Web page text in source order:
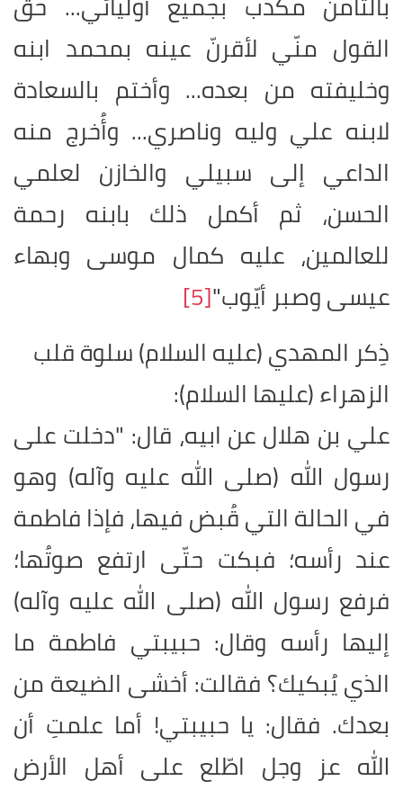
القول منّي لأقرنّ عينه بمحمد ابنه
وخليفته من بعده... وأختم بالسعادة
لابنه علي وليه وناصري... وأُخرج منه
الداعي إلى سبيلي والخازن لعلمي
الحسن، ثم أكمل ذلك بابنه رحمة
للعالمين، عليه كمال موسى وبهاء
عيسى وصبر أيّوب"[5]
ذِكر المهدي (عليه السلام) سلوة قلب
الزهراء (عليها السلام):
علي بن هلال عن ابيه، قال: "دخلت على
رسول الله (صلى الله عليه وآله) وهو
في الحالة التي قُبض فيها، فإذا فاطمة
عند رأسه؛ فبكت حتّى ارتفع صوتُها؛
فرفع رسول الله (صلى الله عليه وآله)
إليها رأسه وقال: حبيبتي فاطمة ما
الذي يُبكيك؟ فقالت: أخشى الضيعة من
بعدك. فقال: يا حبيبتي! أما علمتِ أن
الله عز وجل اطّلع على أهل الأرض